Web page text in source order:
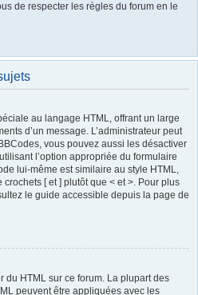
de respecter les règles du forum en le
au langage HTML, offrant un large
d’un message. L’administrateur peut
vous pouvez aussi les désactiver
l’option appropriée du formulaire
lui-même est similaire au style HTML,
[ et ] plutôt que < et >. Pour plus
le guide accessible depuis la page de
du HTML sur ce forum. La plupart des
peuvent être appliquées avec les